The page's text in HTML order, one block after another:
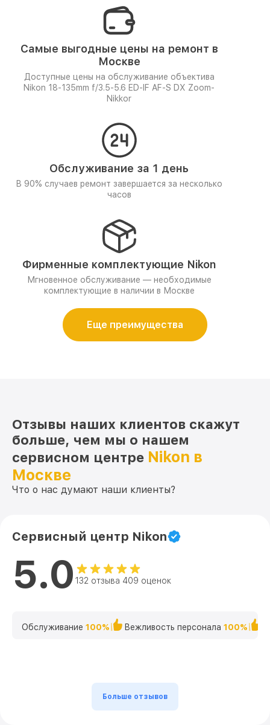
Самые выгодные цены на ремонт в
Москве
Доступные цены на обслуживание объектива
Nikon 18-135mm f/3.5-5.6 ED-IF AF-S DX Zoom-
Nikkor
Обслуживание за 1 день
В 90% случаев ремонт завершается за несколько
часов
Фирменные комплектующие Nikon
Мгновенное обслуживание — необходимые
комплектующие в наличии в Москве
Еще преимущества
Отзывы наших клиентов скажут
больше, чем мы о нашем
сервисном центре Nikon в
Москве
Что о нас думают наши клиенты?
Сервисный центр Nikon
5.0 132 отзыва 409 оценок
Обслуживание 100% Вежливость персонала 100%
Больше отзывов